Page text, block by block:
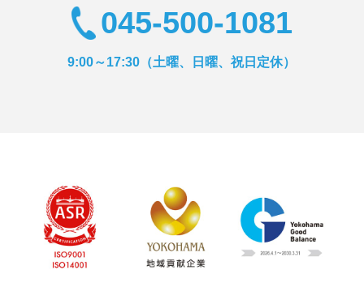
045-500-1081
9:00～17:30（土曜、日曜、祝日定休）